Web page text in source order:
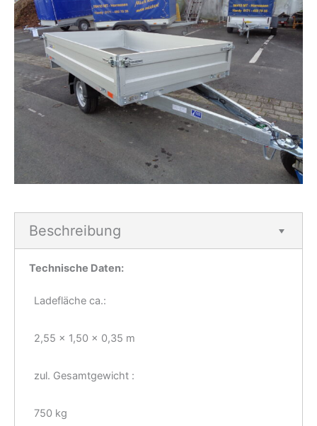
Beschreibung
Technische Daten:
Ladefläche ca.:
2,55 x 1,50 x 0,35 m
zul. Gesamtgewicht :
750 kg